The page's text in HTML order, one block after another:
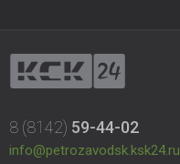
8 (8142) 59-44-02
info@petrozavodsk.ksk24.ru